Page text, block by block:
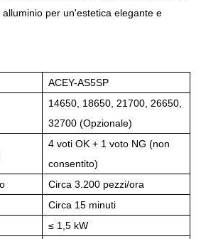
per un'estetica elegante e
ACEY-AS5SP
14650, 18650, 21700, 26650,
32700 (Opzionale)
4 voti OK + 1 voto NG (non
consentito)
Circa 3.200 pezzi/ora
Circa 15 minuti
≤ 1,5 kW